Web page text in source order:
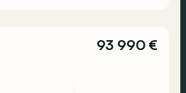
93 990 €